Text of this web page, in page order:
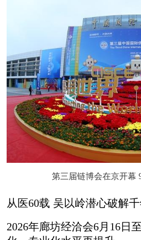
第三届链博会在京开幕
从医60载 吴以岭潜心破解
2026年廊坊经洽会6月16日